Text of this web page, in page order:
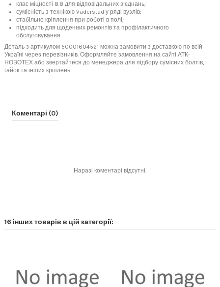
клас міцності 8.8 для відповідальних з’єднань;
сумісність з технікою Vaderstad у ряді вузлів;
стабільне кріплення при роботі в полі;
підходить для щоденних ремонтів та профілактичного
обслуговування.
Деталь з артикулом 50001604521 можна замовити з доставкою по всій
Україні через перевізників. Оформляйте замовлення на сайті АТК-
НОВОТЕХ або звертайтеся до менеджера для підбору сумісних болтів,
гайок та інших кріплень.
Коментарі (0)
Наразі коментарі відсутні.
16 інших товарів в цій категорії: